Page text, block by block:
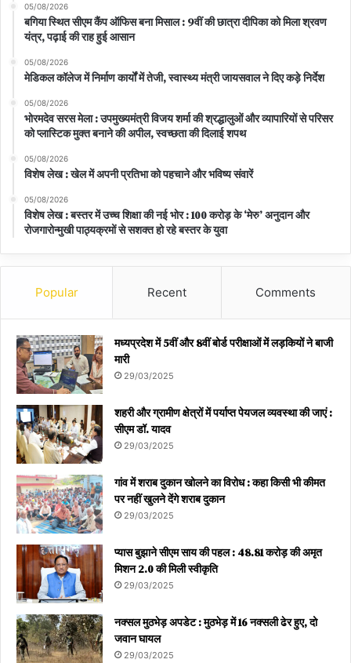
05/08/2026
बगिया स्थित सीएम कैंप ऑफिस बना मिसाल : 9वीं की छात्रा दीपिका को मिला श्रवण
यंत्र, पढ़ाई की राह हुई आसान
05/08/2026
मेडिकल कॉलेज में निर्माण कार्यों में तेजी, स्वास्थ्य मंत्री जायसवाल ने दिए कड़े निर्देश
05/08/2026
भोरमदेव सरस मेला : उपमुख्यमंत्री विजय शर्मा की श्रद्धालुओं और व्यापारियों से परिसर
को प्लास्टिक मुक्त बनाने की अपील, स्वच्छता की दिलाई शपथ
05/08/2026
विशेष लेख : खेल में अपनी प्रतिभा को पहचाने और भविष्य संवारें
05/08/2026
विशेष लेख : बस्तर में उच्च शिक्षा की नई भोर : 100 करोड़ के ‘मेरु’ अनुदान और
रोजगारोन्मुखी पाठ्यक्रमों से सशक्त हो रहे बस्तर के युवा
Popular Recent Comments
मध्यप्रदेश में 5वीं और 8वीं बोर्ड परीक्षाओं में लड़कियों ने बाजी
मारी
29/03/2025
शहरी और ग्रामीण क्षेत्रों में पर्याप्त पेयजल व्यवस्था की जाएं :
सीएम डॉ. यादव
29/03/2025
गांव में शराब दुकान खोलने का विरोध : कहा किसी भी कीमत
पर नहीं खुलने देंगे शराब दुकान
29/03/2025
प्यास बुझाने सीएम साय की पहल : 48.81 करोड़ की अमृत
मिशन 2.0 की मिली स्वीकृति
29/03/2025
नक्सल मुठभेड़ अपडेट : मुठभेड़ में 16 नक्सली ढेर हुए, दो
जवान घायल
29/03/2025